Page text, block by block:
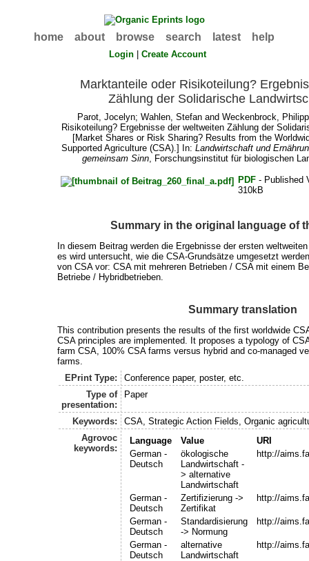
home about browse search latest help
Login |Create Account
Marktanteile oder Risikoteilung?
Zählung der Solidarische
Parot, Jocelyn; Wahlen, Stefanand Weckenbrock, Philipp
Risikoteilung? Ergebnisse der weltweiten Zählung der
[Market Shares or Risk Sharing? Results from the
Supported Agriculture (CSA).] In: Landwirtschaft und
gemeinsam Sinn, Forschungsinstitut für biologischen
PDF - Published
310kB
Summary in the original language of
In diesem Beitrag werden die Ergebnisse der ersten
es wird untersucht, wie die CSA-Grundsätze umgesetzt
von CSA vor: CSA mit mehreren Betrieben / CSA mit einem
Betriebe / Hybridbetrieben.
Summary translation
This contribution presents the results of the first worldwide
CSA principles are implemented. It proposes a typology of
farm CSA, 100% CSA farms versus hybrid and co-managed
farms.
EPrint Type:
Conference paper, poster, etc.
Type of
presentation:
Paper
Keywords:
CSA, Strategic Action Fields, Organic
Agrovoc
keywords:
Language Value
URI
German -
Deutsch
ökologische
Landwirtschaft -
> alternative
Landwirtschaft
http://
German -
Deutsch
Zertifizierung ->
Zertifikat
http://
German -
Deutsch
Standardisierung
-> Normung
http://
German -
Deutsch
alternative
Landwirtschaft
http://